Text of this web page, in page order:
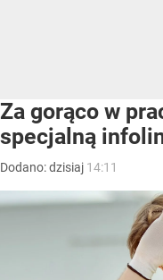
Za gorąco w
specjalną
Dodano:dzisiaj 14:11